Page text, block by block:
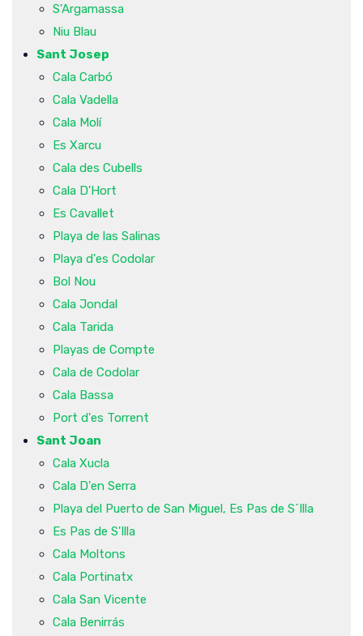
S'Argamassa
Niu Blau
Sant Josep
Cala Carbó
Cala Vadella
Cala Molí
Es Xarcu
Cala des Cubells
Cala D'Hort
Es Cavallet
Playa de las Salinas
Playa d'es Codolar
Bol Nou
Cala Jondal
Cala Tarida
Playas de Compte
Cala de Codolar
Cala Bassa
Port d'es Torrent
Sant Joan
Cala Xucla
Cala D'en Serra
Playa del Puerto de San Miguel, Es Pas de S´Illa
Es Pas de S'Illa
Cala Moltons
Cala Portinatx
Cala San Vicente
Cala Benirrás